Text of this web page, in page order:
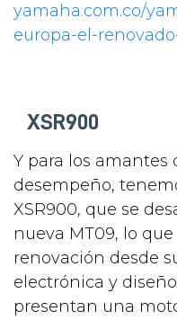
yamaha.com.co/
europa-el-
XSR900
Y para los amantes
desempeño,
XSR900, que se
nueva MT09, lo
renovación desde
electrónica y
presentan una